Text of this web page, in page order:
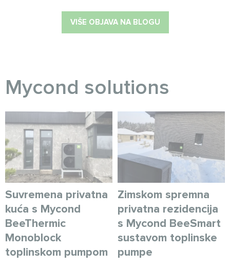
VIŠE OBJAVA NA BLOGU
Myсond solutions
Suvremena privatna
kuća s Mycond
BeeThermic
Monoblock
toplinskom pumpom
Zimskom spremna
privatna rezidencija
s Mycond BeeSmart
sustavom toplinske
pumpe